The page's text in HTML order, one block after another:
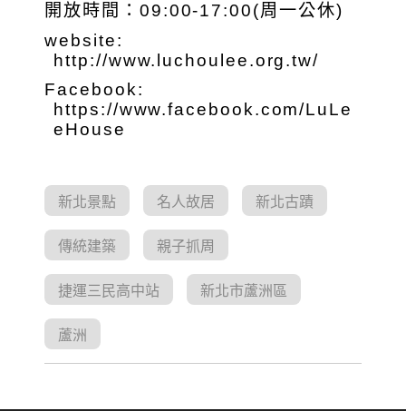
開放時間：09:00-17:00(周一公休)
website:
http://www.luchoulee.org.tw/
Facebook:
https://www.facebook.com/LuLe
eHouse
新北景點 名人故居 新北古蹟
傳統建築 親子抓周
捷運三民高中站 新北市蘆洲區
蘆洲